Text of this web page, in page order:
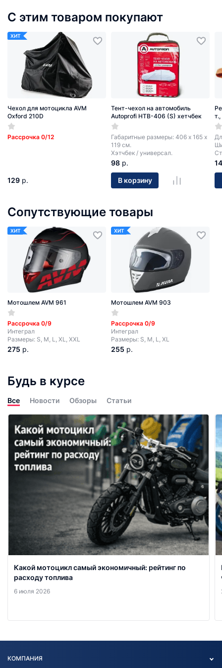
С этим товаром покупают
ХИТ
Чехол для мотоцикла AVM
Oxford 210D
Рассрочка 0/12
129 р.
Тент-чехол на автомобиль
Autoprofi HTB-406 (S) хетчбек
Габаритные размеры: 406 х 165 х
119 см.
Хэтчбек / универсал.
98 р.
В корзину
14
Сопутствующие товары
ХИТ
Мотошлем AVM 961
Рассрочка 0/9
Интеграл
Размеры: S, M, L, XL, XXL
275 р.
ХИТ
Мотошлем AVM 903
Рассрочка 0/9
Интеграл
Размеры: S, M, L, XL
255 р.
Будь в курсе
Все Новости Обзоры Статьи
Какой мотоцикл самый экономичный: рейтинг по
расходу топлива
6 июля 2026
КОМПАНИЯ